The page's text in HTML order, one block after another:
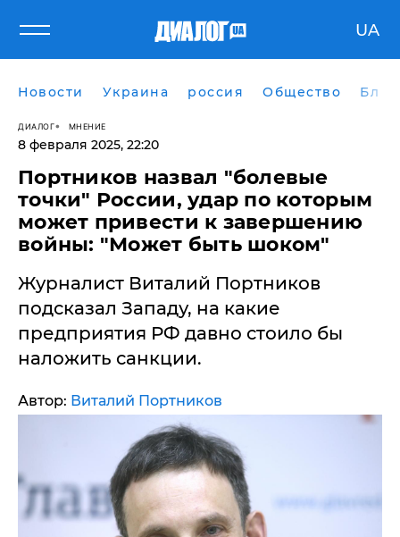
UA
Новости Украина россия Общество
ДИАЛОГ МНЕНИЕ
8 февраля 2025, 22:20
Портников назвал "болевые
точки" России, удар по которым
может привести к завершению
войны: "Может быть шоком"
Журналист Виталий Портников
подсказал Западу, на какие
предприятия РФ давно стоило бы
наложить санкции.
Автор: Виталий Портников